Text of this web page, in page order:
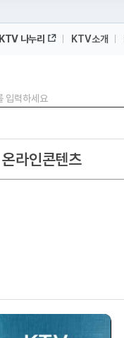
KTV 나누리 KTV소개
온라인콘텐츠